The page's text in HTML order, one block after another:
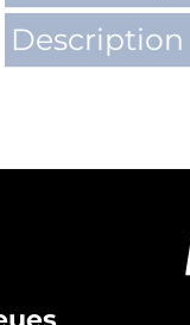
Description